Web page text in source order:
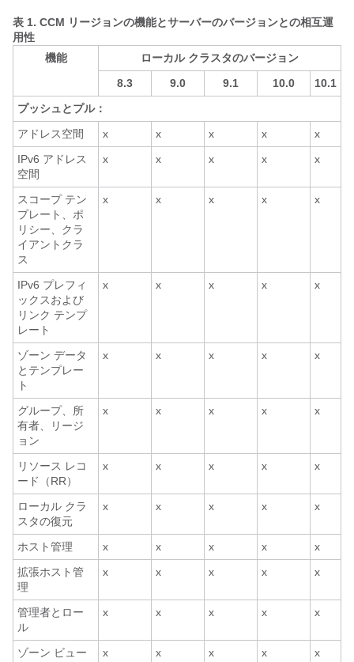
表 1. CCM リージョンの機能とサーバーのバージョンとの相互運
用性
機能
ローカル クラスタのバージョン
8.3
9.0 9.1 10.0
10.1
プッシュとプル：
アドレス空間
x x x x
x
IPv6 アドレス
空間
x x x x x
スコープ テン
プレート、ポ
リシー、クラ
イアントクラ
ス
x x x x x
IPv6 プレフィ
ックスおよび
リンク テンプ
レート
x x x x x
ゾーン データ
とテンプレー
ト
x x x x x
グループ、所
有者、リージ
ョン
x x x x x
リソース レコ
ード（RR）
x x x x x
ローカル クラ
スタの復元
x x x x x
ホスト管理 x x x x
x
拡張ホスト管
理
x x x x x
管理者とロー
ル
x x x x x
ゾーン ビュー x x x x
x